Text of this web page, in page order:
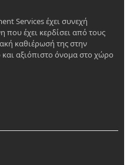
Services έχει συνεχή
που έχει κερδίσει από τους
καθιέρωσή της στην
αξιόπιστο όνομα στο χώρο